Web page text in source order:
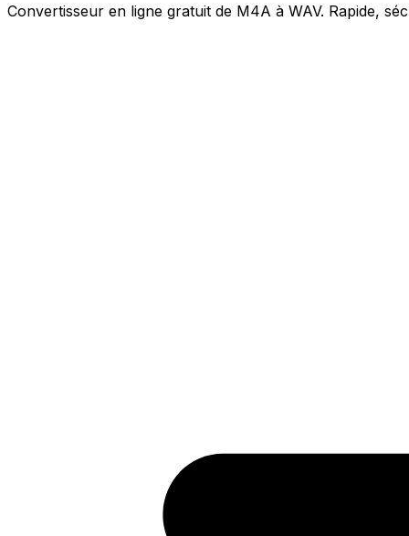
Convertisseur en ligne gratuit de M4A à WAV. Rapide,